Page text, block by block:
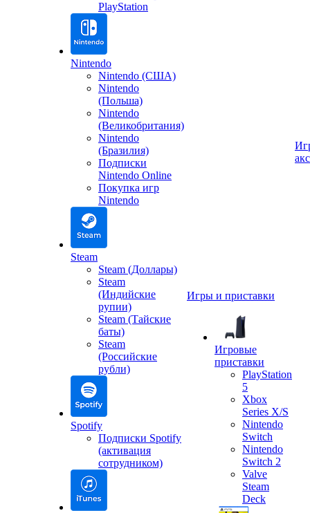
PlayStation
Nintendo
Nintendo (США)
Nintendo
(Польша)
Nintendo
(Великобритания)
Nintendo
(Бразилия)
Подписки
Nintendo Online
Покупка игр
Nintendo
Steam
Steam (Доллары)
Steam
(Индийские
рупии)
Steam (Тайские
баты)
Steam
(Российские
рубли)
Spotify
Подписки Spotify
(активация
сотрудником)
Игры и приставки
Игровые
приставки
PlayStation
5
Xbox
Series X/S
Nintendo
Switch
Nintendo
Switch 2
Valve
Steam
Deck